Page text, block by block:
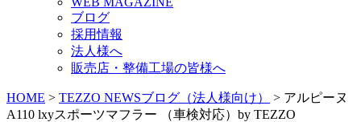
ブログ
採用情報
法人様へ
販売店・整備工場の皆様へ
HOME > TEZZO NEWSブログ（法人様向け） > アルピーヌ
A110 lxyスポーツマフラー （車検対応）by TEZZO